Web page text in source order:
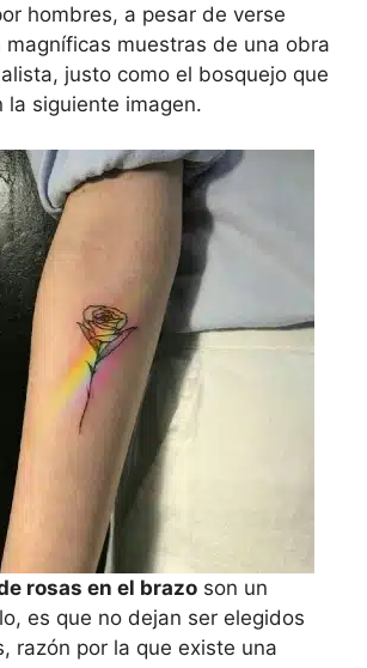
hombres, a pesar de verse
magníficas muestras de una obra
justo como el bosquejo que
la siguiente imagen.
rosas en el brazo son un
es que no dejan ser elegidos
razón por la que existe una